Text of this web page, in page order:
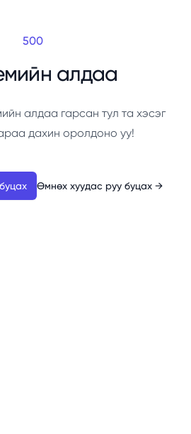
500
алдаа
алдаа гарсан тул та хэсэг
дахин оролдоно уу!
Өмнөх хуудас руу буцах →